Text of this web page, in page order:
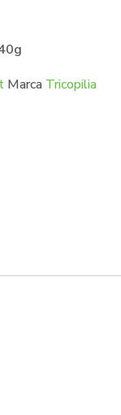
Marca Tricopilia